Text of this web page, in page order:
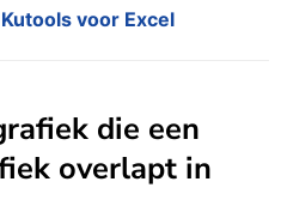
voor Excel
die een
overlapt in